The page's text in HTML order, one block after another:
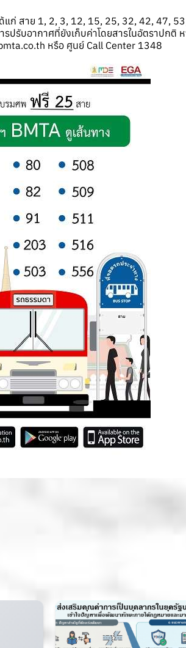
แก่ สาย 1, 2, 3, 12, 15, 25, 32, 42,
รับอากาศที่ยังเก็บค่าโดยสารในอัตราปกติ
หรือ ศูนย์ Call Center 1348